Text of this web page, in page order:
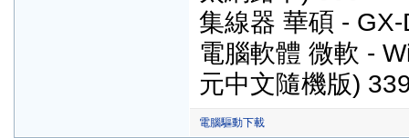
集線器 華碩 -
電腦軟體 微軟 -
元中文隨機版)
電腦驅動下載